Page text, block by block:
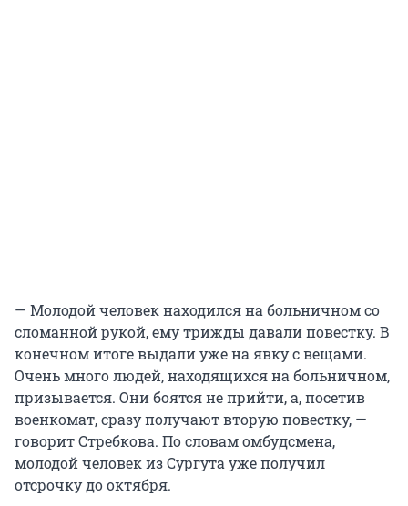
— Молодой человек находился на больничном со
сломанной рукой, ему трижды давали повестку. В
конечном итоге выдали уже на явку с вещами.
Очень много людей, находящихся на больничном,
призывается. Они боятся не прийти, а, посетив
военкомат, сразу получают вторую повестку, —
говорит Стребкова. По словам омбудсмена,
молодой человек из Сургута уже получил
отсрочку до октября.